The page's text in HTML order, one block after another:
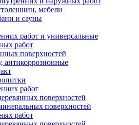
мебели
и сауны
работ и универсальные
работ
поверхностей
антикоррозионные
работ
поверхностей
поверхностей
работ